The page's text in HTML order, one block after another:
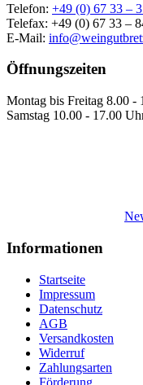
Telefon: +49 (0) 67 33 –
Telefax: +49 (0) 67 33 –
E-Mail:
Öffnungszeiten
Montag bis Freitag 8.00 -
Samstag 10.00 - 17.00
Informationen
Startseite
Impressum
Datenschutz
AGB
Versandkosten
Widerruf
Zahlungsarten
Förderung